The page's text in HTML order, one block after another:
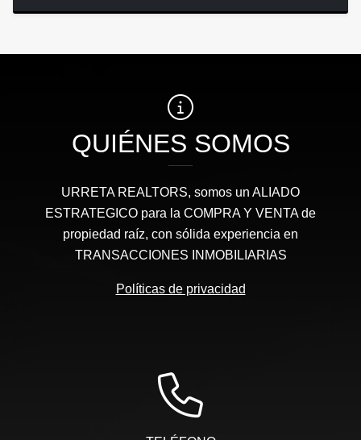
QUIÉNES SOMOS
URRETA REALTORS, somos un ALIADO
ESTRATEGICO para la COMPRA Y VENTA de
propiedad raíz, con sólida experiencia en
TRANSACCIONES INMOBILIARIAS
Políticas de privacidad